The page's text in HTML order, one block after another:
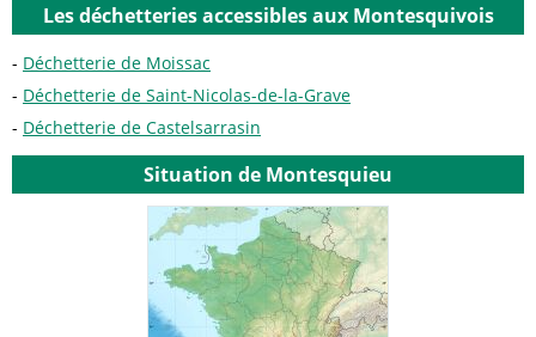
Les déchetteries accessibles aux Montesquivois
Déchetterie de Moissac
Déchetterie de Saint-Nicolas-de-la-Grave
Déchetterie de Castelsarrasin
Situation de Montesquieu